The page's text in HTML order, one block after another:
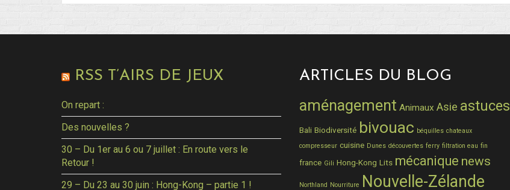
RSS T’AIRS DE JEUX
On repart :
Des nouvelles ?
30 – Du 1er au 6 ou 7 juillet : En route vers le
Retour !
29 – Du 23 au 30 juin : Hong-Kong – partie 1 !
ARTICLES DU BLOG
aménagement Animaux Asie astuces
Bali Biodiversité bivouac béquilles chateaux
compresseur cuisine Dunes découvertes ferry filtration eau fin
france Gili Hong-Kong Lits mécanique news
Northland Nourriture Nouvelle-Zélande